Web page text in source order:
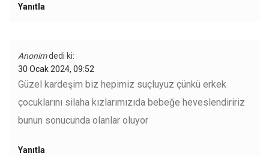
Yanıtla
Anonimdedi ki:
30 Ocak 2024, 09:52
Güzel kardeşim biz hepimiz suçluyuz çünkü erkek
çocuklarını silaha kızlarımızıda bebeğe heveslendiririz
bunun sonucunda olanlar oluyor
Yanıtla